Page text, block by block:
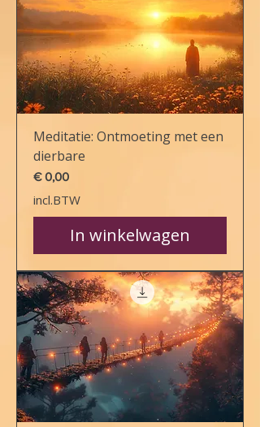
Meditatie: Ontmoeting met een
dierbare
Prijs
€ 0,00
incl.BTW
In winkelwagen